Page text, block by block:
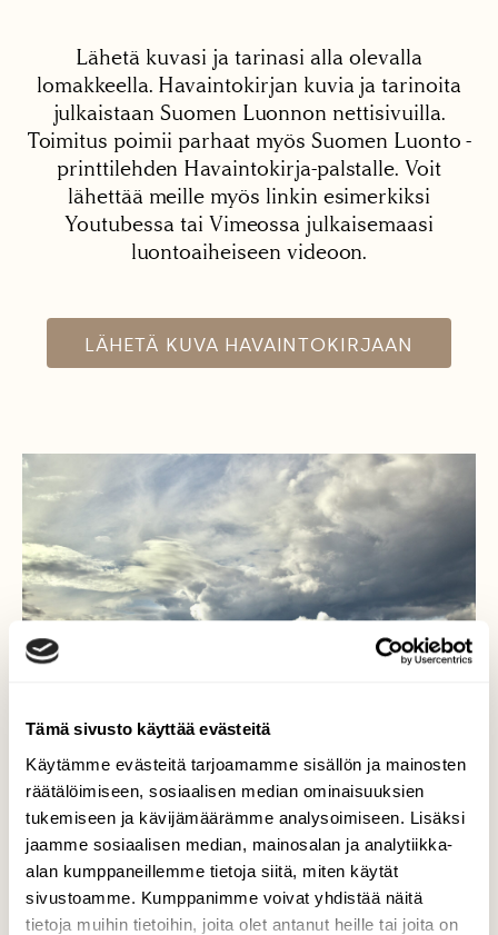
Tämä sivusto käyttää evästeitä
Käytämme evästeitä tarjoamamme sisällön ja mainosten
räätälöimiseen, sosiaalisen median ominaisuuksien
tukemiseen ja kävijämäärämme analysoimiseen. Lisäksi
jaamme sosiaalisen median, mainosalan ja analytiikka-
alan kumppaneillemme tietoja siitä, miten käytät
sivustoamme. Kumppanimme voivat yhdistää näitä
tietoja muihin tietoihin, joita olet antanut heille tai joita on
Lähetä kuvasi ja tarinasi alla olevalla
lomakkeella. Havaintokirjan kuvia ja tarinoita
julkaistaan Suomen Luonnon nettisivuilla.
Toimitus poimii parhaat myös Suomen Luonto -
printtilehden Havaintokirja-palstalle. Voit
lähettää meille myös linkin esimerkiksi
Youtubessa tai Vimeossa julkaisemaasi
luontoaiheiseen videoon.
LÄHETÄ KUVA HAVAINTOKIRJAAN
Pilvet.
Hetki ennen sadetta.